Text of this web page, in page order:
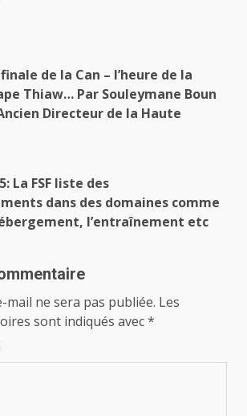
de la Can – l’heure de la
Thiaw… Par Souleymane Boun
Directeur de la Haute
La FSF liste des
dans des domaines comme
l’entraînement etc
mail ne sera pas publiée. Les
sont indiqués avec*